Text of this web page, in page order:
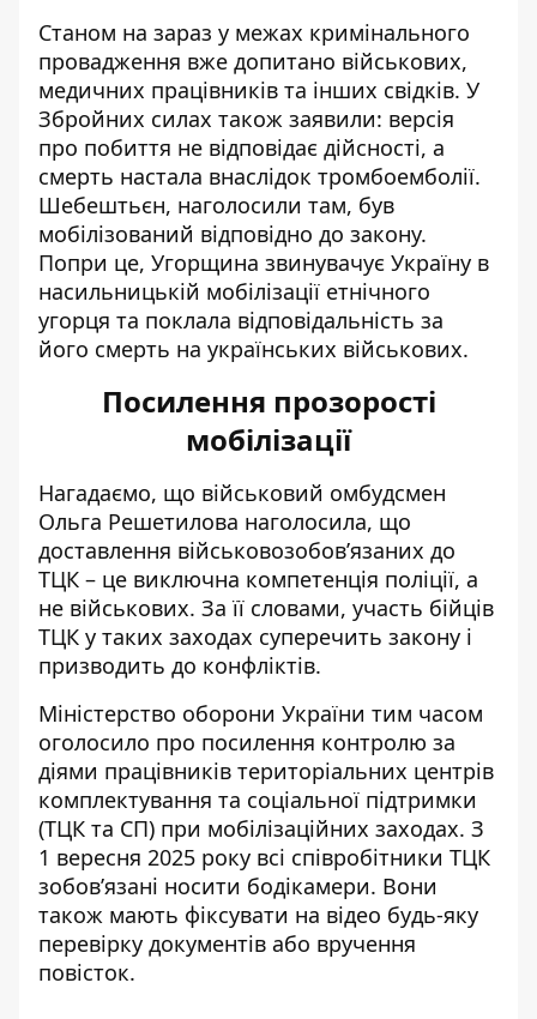
Станом на зараз у межах кримінального
провадження вже допитано військових,
медичних працівників та інших свідків. У
Збройних силах також заявили: версія
про побиття не відповідає дійсності, а
смерть настала внаслідок тромбоемболії.
Шебештьєн, наголосили там, був
мобілізований відповідно до закону.
Попри це, Угорщина звинувачує Україну в
насильницькій мобілізації етнічного
угорця та поклала відповідальність за
його смерть на українських військових.
Посилення прозорості
мобілізації
Нагадаємо, що військовий омбудсмен
Ольга Решетилова наголосила, що
доставлення військовозобов’язаних до
ТЦК – це виключна компетенція поліції, а
не військових. За її словами, участь бійців
ТЦК у таких заходах суперечить закону і
призводить до конфліктів.
Міністерство оборони України тим часом
оголосило про посилення контролю за
діями працівників територіальних центрів
комплектування та соціальної підтримки
(ТЦК та СП) при мобілізаційних заходах. З
1 вересня 2025 року всі співробітники ТЦК
зобов’язані носити бодікамери. Вони
також мають фіксувати на відео будь-яку
перевірку документів або вручення
повісток.